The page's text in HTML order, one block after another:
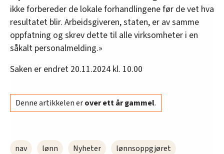
ikke forbereder de lokale forhandlingene før de vet hva
resultatet blir. Arbeidsgiveren, staten, er av samme
oppfatning og skrev dette til alle virksomheter i en
såkalt personalmelding.»
Saken er endret 20.11.2024 kl. 10.00
Denne artikkelen erover ett år gammel.
nav lønn Nyheter lønnsoppgjøret